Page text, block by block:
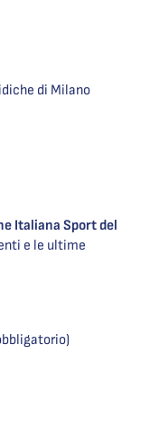
di Milano
Italiana Sport del
e le ultime